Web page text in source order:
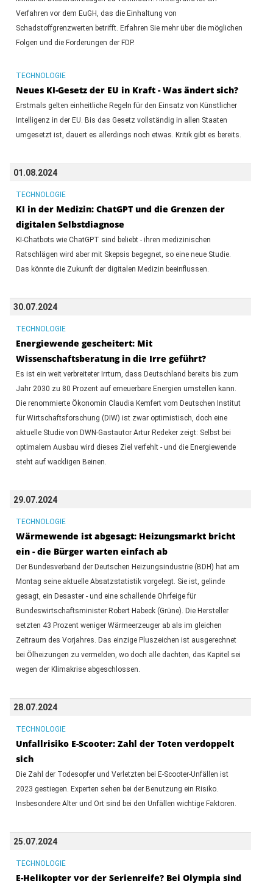
Verfahren vor dem EuGH, das die Einhaltung von
Schadstoffgrenzwerten betrifft. Erfahren Sie mehr über die möglichen
Folgen und die Forderungen der FDP.
TECHNOLOGIE
Neues KI-Gesetz der EU in Kraft - Was ändert sich?
Erstmals gelten einheitliche Regeln für den Einsatz von Künstlicher
Intelligenz in der EU. Bis das Gesetz vollständig in allen Staaten
umgesetzt ist, dauert es allerdings noch etwas. Kritik gibt es bereits.
01.08.2024
TECHNOLOGIE
KI in der Medizin: ChatGPT und die Grenzen der
digitalen Selbstdiagnose
KI-Chatbots wie ChatGPT sind beliebt - ihren medizinischen
Ratschlägen wird aber mit Skepsis begegnet, so eine neue Studie.
Das könnte die Zukunft der digitalen Medizin beeinflussen.
30.07.2024
TECHNOLOGIE
Energiewende gescheitert: Mit
Wissenschaftsberatung in die Irre geführt?
Es ist ein weit verbreiteter Irrtum, dass Deutschland bereits bis zum
Jahr 2030 zu 80 Prozent auf erneuerbare Energien umstellen kann.
Die renommierte Ökonomin Claudia Kemfert vom Deutschen Institut
für Wirtschaftsforschung (DIW) ist zwar optimistisch, doch eine
aktuelle Studie von DWN-Gastautor Artur Redeker zeigt: Selbst bei
optimalem Ausbau wird dieses Ziel verfehlt - und die Energiewende
steht auf wackligen Beinen.
29.07.2024
TECHNOLOGIE
Wärmewende ist abgesagt: Heizungsmarkt bricht
ein - die Bürger warten einfach ab
Der Bundesverband der Deutschen Heizungsindustrie (BDH) hat am
Montag seine aktuelle Absatzstatistik vorgelegt. Sie ist, gelinde
gesagt, ein Desaster - und eine schallende Ohrfeige für
Bundeswirtschaftsminister Robert Habeck (Grüne). Die Hersteller
setzten 43 Prozent weniger Wärmeerzeuger ab als im gleichen
Zeitraum des Vorjahres. Das einzige Pluszeichen ist ausgerechnet
bei Ölheizungen zu vermelden, wo doch alle dachten, das Kapitel sei
wegen der Klimakrise abgeschlossen.
28.07.2024
TECHNOLOGIE
Unfallrisiko E-Scooter: Zahl der Toten verdoppelt
sich
Die Zahl der Todesopfer und Verletzten bei E-Scooter-Unfällen ist
2023 gestiegen. Experten sehen bei der Benutzung ein Risiko.
Insbesondere Alter und Ort sind bei den Unfällen wichtige Faktoren.
25.07.2024
TECHNOLOGIE
E-Helikopter vor der Serienreife? Bei Olympia sind